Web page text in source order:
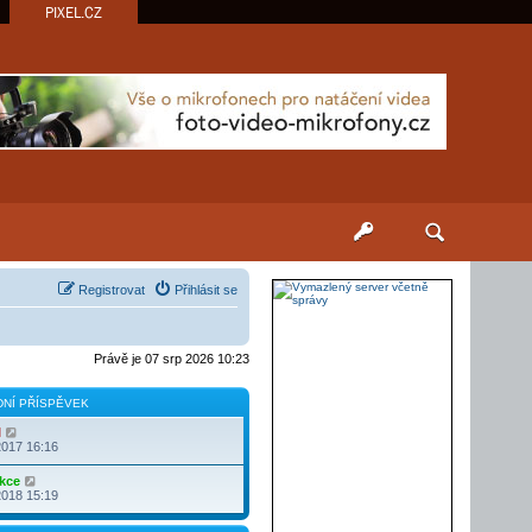
PIXEL.CZ
Přihlásit se
Registrovat
Právě je 07 srp 2026 10:23
PŘÍSPĚVEK
o
a
z
i
16:16
o
r
15:19